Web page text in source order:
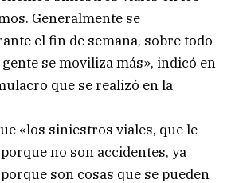
Generalmente se
el fin de semana, sobre todo
gente se moviliza más», indicó en
que se realizó en la
«los siniestros viales, que le
no son accidentes, ya
son cosas que se pueden